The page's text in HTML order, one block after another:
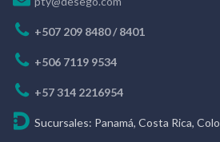
+507 209 8480 / 8401
+506 7119 9534
+57 314 2216954
Sucursales: Panamá, Costa Rica,